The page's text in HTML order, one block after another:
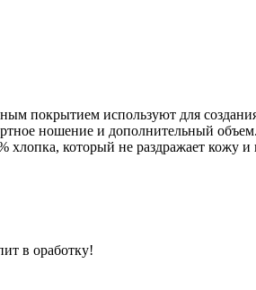
покрытием используют для
ношение и дополнительный
хлопка, который не раздражает кожу и
в оработку!